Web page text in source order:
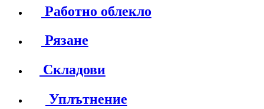
Работно облекло
Рязане
Складови
Уплътнение